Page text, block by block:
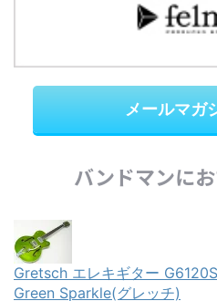
メールマガ
バンドマンに
Gretsch エレキギター
Green Sparkle(グレッチ)